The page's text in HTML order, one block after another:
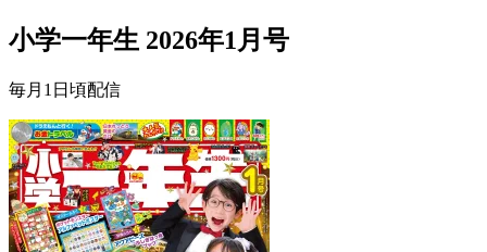
小学一年生 2026年1月号
毎月1日頃配信